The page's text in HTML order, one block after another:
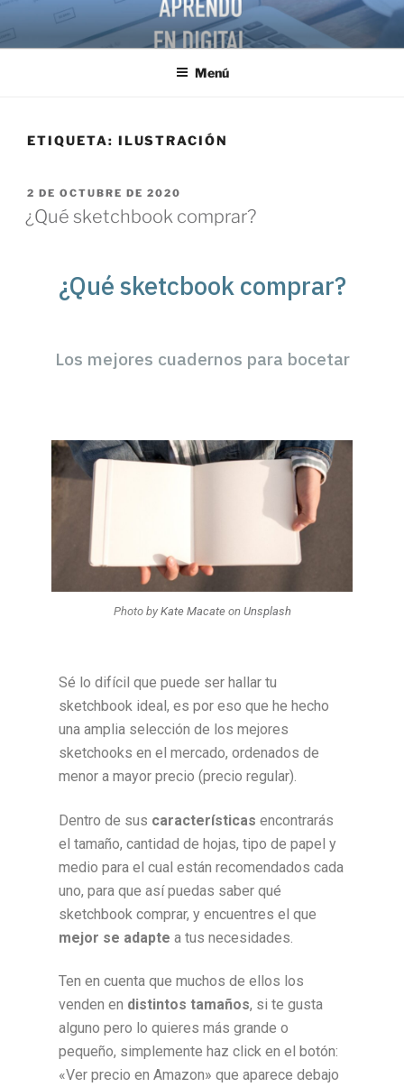
Menú
ETIQUETA: ILUSTRACIÓN
2 DE OCTUBRE DE 2020
¿Qué sketchbook comprar?
¿Qué sketcbook comprar?
Los mejores cuadernos para bocetar
Photo by Kate Macateon Unsplash
Sé lo difícil que puede ser hallar tu
sketchbook ideal, es por eso que he hecho
una amplia selección de los mejores
sketchooks en el mercado, ordenados de
menor a mayor precio (precio regular).
Dentro de sus características encontrarás
el tamaño, cantidad de hojas, tipo de papel y
medio para el cual están recomendados cada
uno, para que así puedas saber qué
sketchbook comprar, y encuentres el que
mejor se adapte a tus necesidades.
Ten en cuenta que muchos de ellos los
venden en distintos tamaños, si te gusta
alguno pero lo quieres más grande o
pequeño, simplemente haz click en el botón:
«Ver precio en Amazon» que aparece debajo